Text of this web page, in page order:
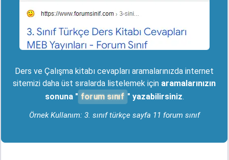
Ders ve Çalışma kitabı cevapları aramalarınızda internet
sitemizi daha üst sıralarda listelemek için aramalarınızın
sonuna " forum sınıf " yazabilirsiniz.
Örnek Kullanım: 3. sınıf türkçe sayfa 11 forum sınıf